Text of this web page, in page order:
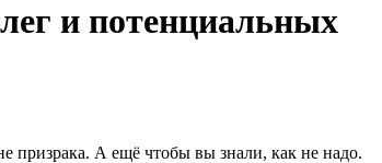
и потенциальных
призрака. А ещё чтобы вы знали, как не надо.